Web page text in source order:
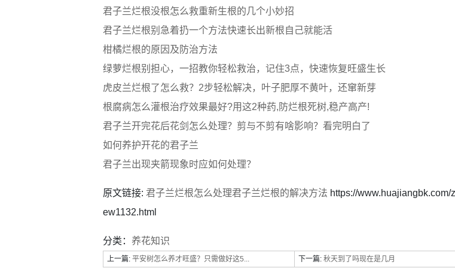
君子兰烂根没根怎么救重新生根的几个小妙招
君子兰烂根别急着扔一个方法快速长出新根自己就能活
柑橘烂根的原因及防治方法
绿萝烂根别担心，一招教你轻松救治，记住3点，快速恢复旺盛生长
虎皮兰烂根了怎么救？2步轻松解决，叶子肥厚不黄叶，还窜新芽
根腐病怎么灌根治疗效果最好?用这2种药,防烂根死树,稳产高产!
君子兰开完花后花剑怎么处理？剪与不剪有啥影响？看完明白了
如何养护开花的君子兰
君子兰出现夹箭现象时应如何处理？
原文链接: 君子兰烂根怎么处理君子兰烂根的解决方法 https://www.huajiangbk.com/
ew1132.html
分类： 养花知识
上一篇: 平安树怎么养才旺盛？只需做好这5... 下一篇: 秋天到了吗现在是几月